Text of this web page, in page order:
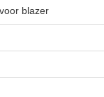
blazer